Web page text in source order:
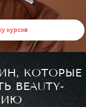
курсов
КОТОРЫЕ
BEAUTY-